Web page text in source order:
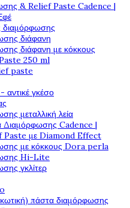
& Relief Paste Cadence |
διαμόρφωσης
διάφανη
διάφανη με κόκκους
250 ml
paste
γκέσο
μεταλλική λεία
Cadence |
Paste με Diamond Effect
με κόκκους Dora perla
Hi-Lite
γκλίτερ
πάστα διαμόρφωσης